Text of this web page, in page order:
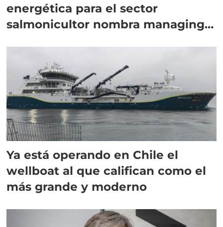
energética para el sector
salmonicultor nombra managing
Ya está operando en Chile el
wellboat al que califican como el
más grande y moderno